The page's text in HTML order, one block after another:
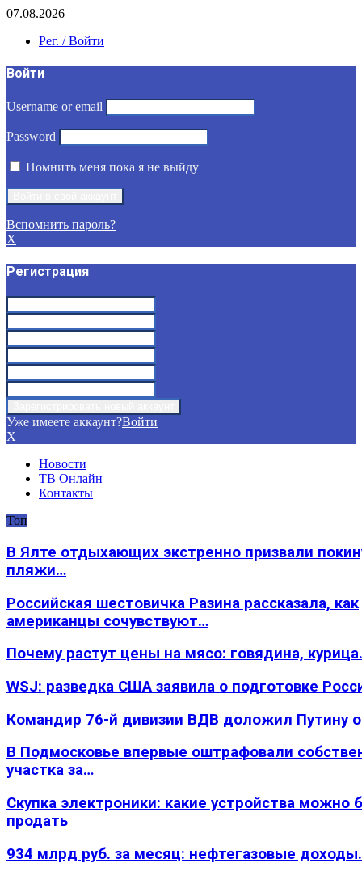
07.08.2026
Рег. / Войти
Войти
Username or email
Password
Помнить меня пока я не выйду
Вспомнить пароль?
X
Регистрация
Уже имеете аккаунт?Войти
X
Новости
ТВ Онлайн
Контакты
Топ
В Ялте отдыхающих экстренно призвали
пляжи…
Российская шестовичка Разина рассказала, как
американцы сочувствуют…
Почему растут цены на мясо: говядина,
WSJ: разведка США заявила о подготовке
Командир 76-й дивизии ВДВ доложил Путину
В Подмосковье впервые оштрафовали
участка за…
Скупка электроники: какие устройства можно
продать
934 млрд руб. за месяц: нефтегазовые